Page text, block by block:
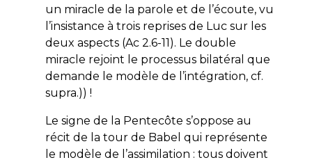
un miracle de la parole et de l’écoute, vu
l’insistance à trois reprises de Luc sur les
deux aspects (Ac 2.6-11). Le double
miracle rejoint le processus bilatéral que
demande le modèle de l’intégration, cf.
supra.)) !
Le signe de la Pentecôte s’oppose au
récit de la tour de Babel qui représente
le modèle de l’assimilation : tous doivent